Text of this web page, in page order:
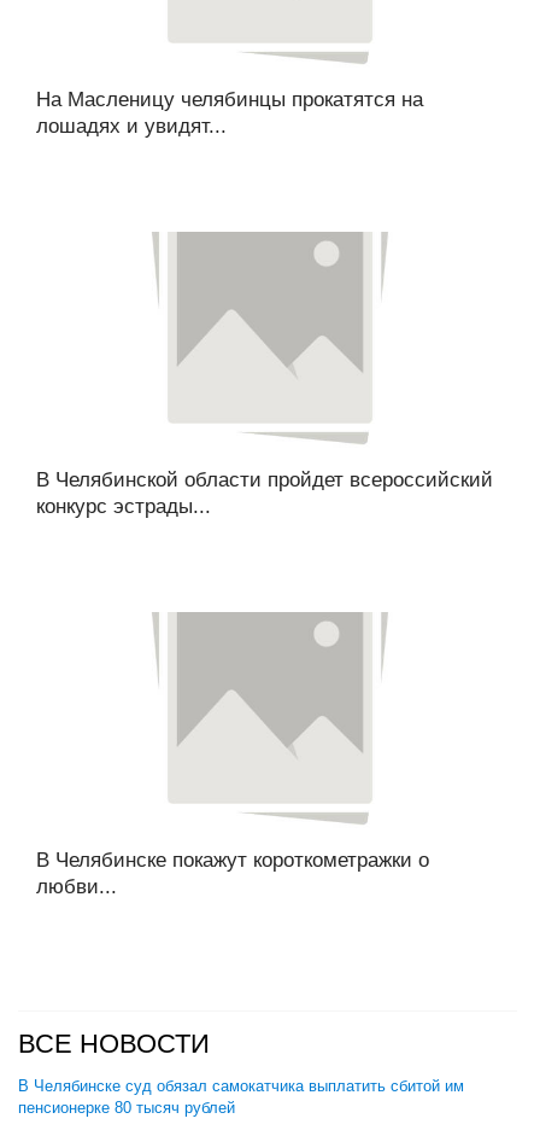
На Масленицу челябинцы прокатятся на
лошадях и увидят...
В Челябинской области пройдет всероссийский
конкурс эстрады...
В Челябинске покажут короткометражки о
любви...
ВСЕ НОВОСТИ
В Челябинске суд обязал самокатчика выплатить сбитой им
пенсионерке 80 тысяч рублей